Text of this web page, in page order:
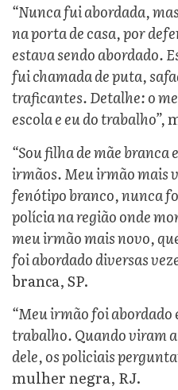
“Nunca fui abordada,
na porta de casa, por
estava sendo abordado.
fui chamada de puta,
traficantes. Detalhe: o
escola e eu do trabalho”,
“Sou filha de mãe branca
irmãos. Meu irmão mais
fenótipo branco, nunca
polícia na região onde
meu irmão mais novo,
foi abordado diversas
branca, SP.
“Meu irmão foi abordado
trabalho. Quando viram
dele, os policiais
mulher negra, RJ.